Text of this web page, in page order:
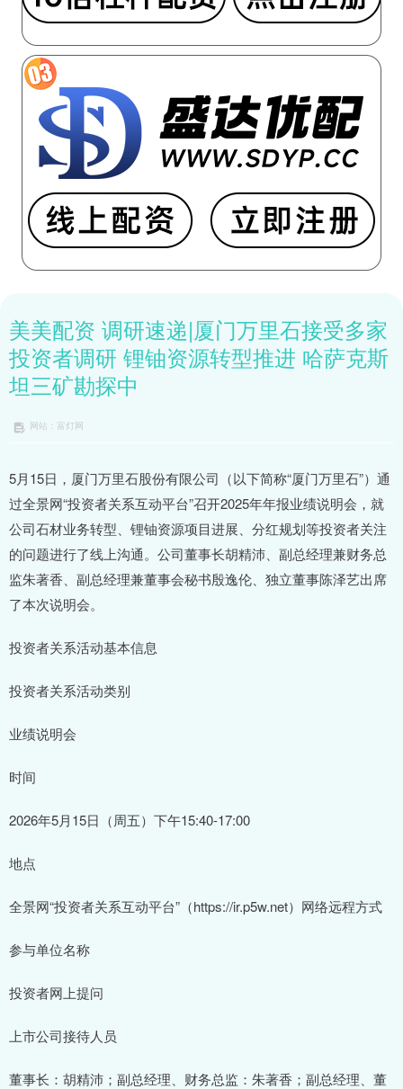
美美配资 调研速递|厦门万里石接受多家
投资者调研 锂铀资源转型推进 哈萨克斯
坦三矿勘探中
网站：富灯网
5月15日，厦门万里石股份有限公司（以下简称“厦门万里石”）通
过全景网“投资者关系互动平台”召开2025年年报业绩说明会，就
公司石材业务转型、锂铀资源项目进展、分红规划等投资者关注
的问题进行了线上沟通。公司董事长胡精沛、副总经理兼财务总
监朱著香、副总经理兼董事会秘书殷逸伦、独立董事陈泽艺出席
了本次说明会。
投资者关系活动基本信息
投资者关系活动类别
业绩说明会
时间
2026年5月15日（周五）下午15:40-17:00
地点
全景网“投资者关系互动平台”（https://ir.p5w.net）网络远程方式
参与单位名称
投资者网上提问
上市公司接待人员
董事长：胡精沛；副总经理、财务总监：朱著香；副总经理、董